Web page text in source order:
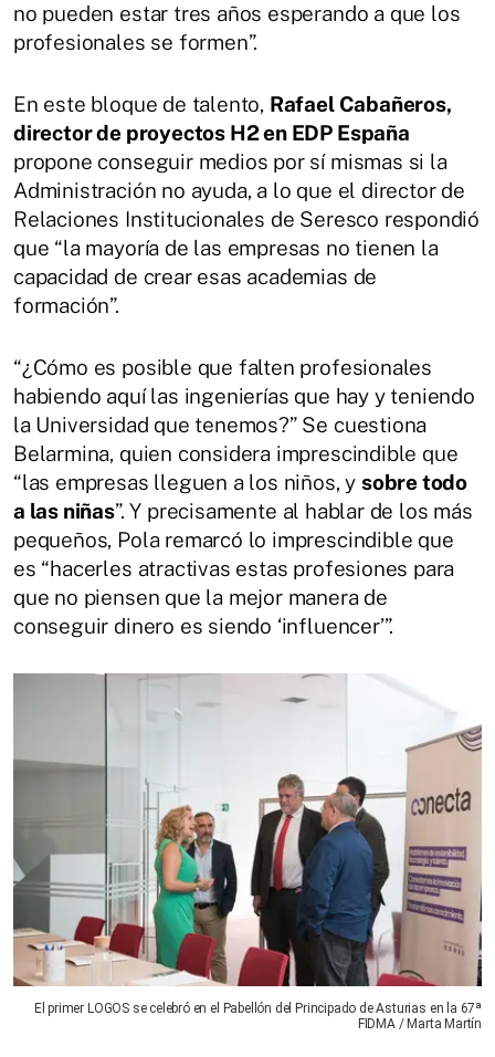
no pueden estar tres años esperando a que los
profesionales se formen”.
En este bloque de talento, Rafael Cabañeros,
director de proyectos H2 en EDP España
propone conseguir medios por sí mismas si la
Administración no ayuda, a lo que el director de
Relaciones Institucionales de Seresco respondió
que “la mayoría de las empresas no tienen la
capacidad de crear esas academias de
formación”.
“¿Cómo es posible que falten profesionales
habiendo aquí las ingenierías que hay y teniendo
la Universidad que tenemos?” Se cuestiona
Belarmina, quien considera imprescindible que
“las empresas lleguen a los niños, y sobre todo
a las niñas”. Y precisamente al hablar de los más
pequeños, Pola remarcó lo imprescindible que
es “hacerles atractivas estas profesiones para
que no piensen que la mejor manera de
conseguir dinero es siendo ‘influencer’”.
El primer LOGOS se celebró en el Pabellón del Principado de Asturias en la 67ª
FIDMA / Marta Martín